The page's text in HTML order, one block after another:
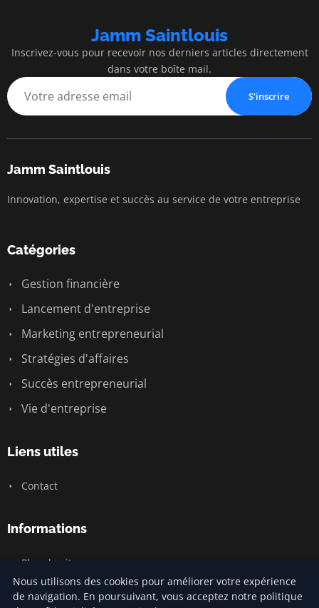
Jamm Saintlouis
Inscrivez-vous pour recevoir nos derniers articles directement
dans votre boîte mail.
S'inscrire
Jamm Saintlouis
Innovation, expertise et succès au service de votre entreprise
Catégories
Gestion financière
Lancement d'entreprise
Marketing entrepreneurial
Stratégies d'affaires
Succès entrepreneurial
Vie d'entreprise
Liens utiles
Contact
Informations
Plan du site
Nous utilisons des cookies pour améliorer votre expérience
de navigation. En poursuivant, vous acceptez notre politique